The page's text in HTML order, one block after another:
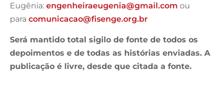
Eugênia: engenheiraeugenia@gmail.com ou
para comunicacao@fisenge.org.br
Será mantido total sigilo de fonte de todos os
depoimentos e de todas as histórias enviadas. A
publicação é livre, desde que citada a fonte.